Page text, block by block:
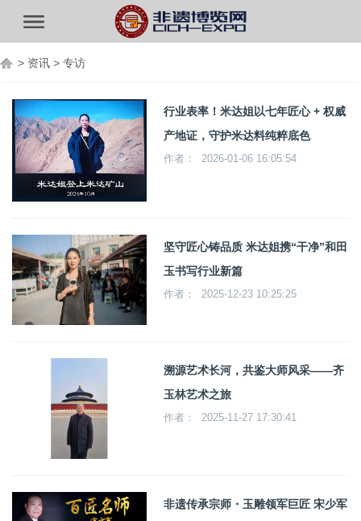
> 资讯 > 专访
行业表率！米达姐以七年匠心 + 权威
产地证，守护米达料纯粹底色
作者： 2026-01-06 16:05:54
坚守匠心铸品质 米达姐携“干净”和田
玉书写行业新篇
作者： 2025-12-23 10:25:25
溯源艺术长河，共鉴大师风采——齐
玉林艺术之旅
作者： 2025-11-27 17:30:41
非遗传承宗师・玉雕领军巨匠 宋少军